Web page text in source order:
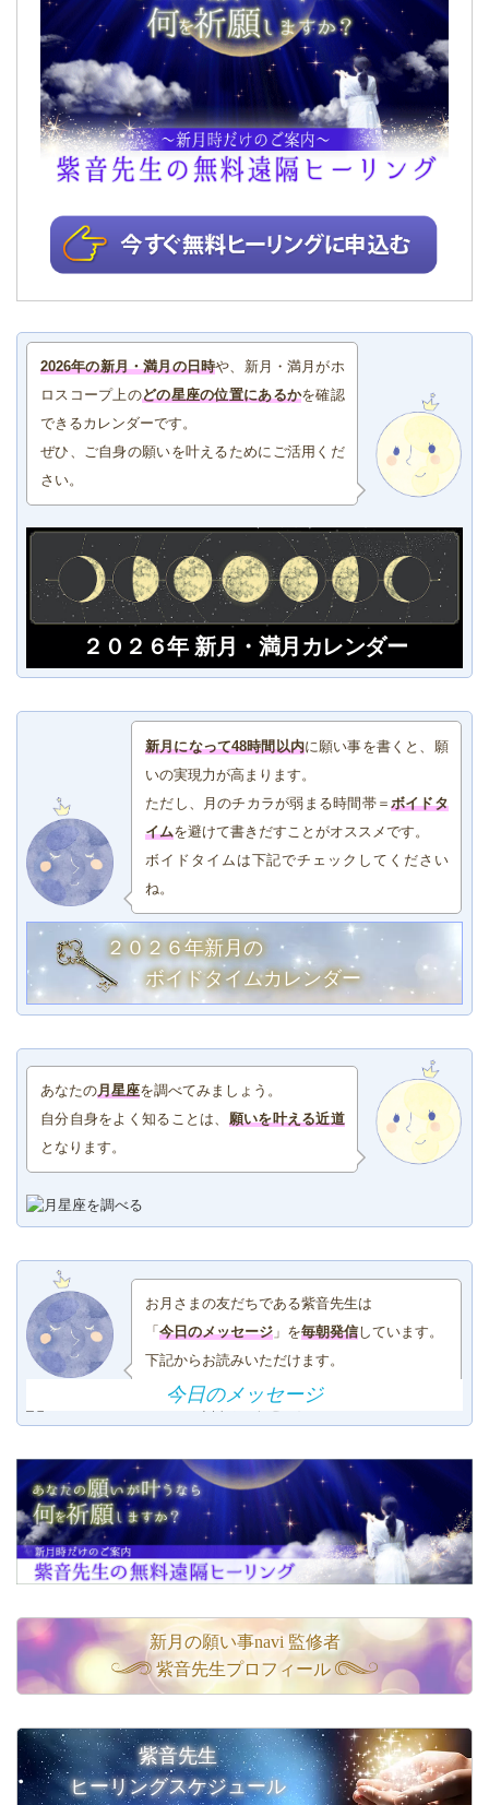
2026年の新月・満月の日時や、新月・満月がホ
ロスコープ上のどの星座の位置にあるかを確認
できるカレンダーです。
ぜひ、ご自身の願いを叶えるためにご活用くだ
さい。
２０２６年 新月・満月カレンダー
新月になって48時間以内に願い事を書くと、願
いの実現力が高まります。
ただし、月のチカラが弱まる時間帯＝ ボイドタ
イムを避けて書きだすことがオススメです。
ボイドタイムは下記でチェックしてください
ね。
２０２６年新月の
ボイドタイムカレンダー
あなたの月星座を調べてみましょう。
自分自身をよく知ることは、 願いを叶える近道
となります。
お月さまの友だちである紫音先生は
「今日のメッセージ 」を毎朝発信しています。
下記からお読みいただけます。
今日のメッセージ
新月の願い事navi 監修者
紫音先生プロフィール
紫音先生
ヒーリングスケジュール